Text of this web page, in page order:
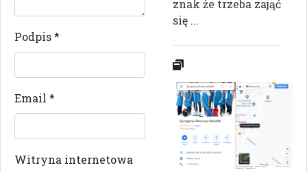
Podpis*
Email *
Witryna internetowa
znak że trzeba zająć
się ...